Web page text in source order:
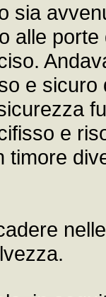
sia
alle
e
e
timore